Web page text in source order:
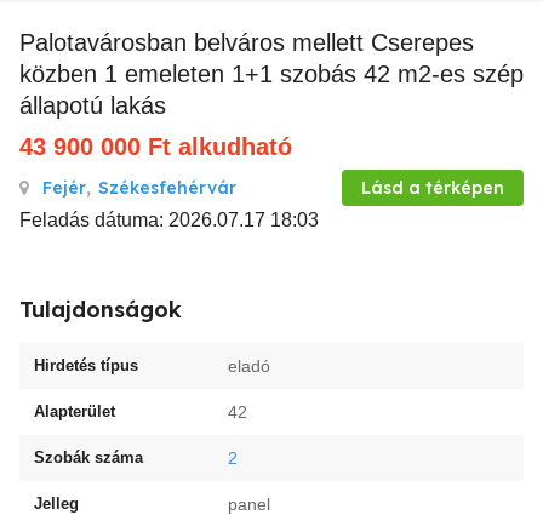
Palotavárosban belváros mellett Cserepes
közben 1 emeleten 1+1 szobás 42 m2-es szép
állapotú lakás
43 900 000 Ft alkudható
Fejér, Székesfehérvár Lásd a térképen
Feladás dátuma: 2026.07.17 18:03
Tulajdonságok
Hirdetés típus eladó
Alapterület 42
Szobák száma 2
Jelleg panel